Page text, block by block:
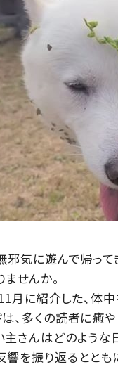
邪気に遊んで帰って
せんか。
月に紹介した、体
は、多くの読者に癒
さんはどのような
響を振り返るととも